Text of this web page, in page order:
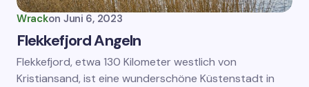
Wrackon Juni 6, 2023
Flekkefjord Angeln
Flekkefjord, etwa 130 Kilometer westlich von
Kristiansand, ist eine wunderschöne Küstenstadt in